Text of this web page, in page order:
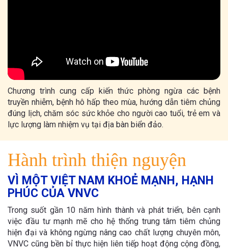
Chương trình cung cấp kiến thức phòng ngừa các bệnh
truyền nhiễm, bệnh hô hấp theo mùa, hướng dẫn tiêm chủng
đúng lịch, chăm sóc sức khỏe cho người cao tuổi, trẻ em và
lực lượng làm nhiệm vụ tại địa bàn biển đảo.
Hành trình thiện nguyện
VÌ MỘT VIỆT NAM KHOẺ MẠNH, HẠNH
PHÚC CỦA VNVC
Trong suốt gần 10 năm hình thành và phát triển, bên cạnh
việc đầu tư mạnh mẽ cho hệ thống trung tâm tiêm chủng
hiện đại và không ngừng nâng cao chất lượng chuyên môn,
VNVC cũng bền bỉ thực hiện liên tiếp hoạt động cộng đồng,